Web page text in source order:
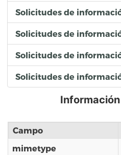
Solicitudes de
Solicitudes de
Solicitudes de
Solicitudes de
Campo
mimetype